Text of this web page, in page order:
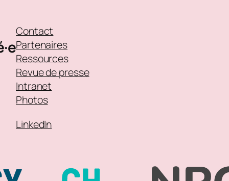
Contact
Partenaires
Ressources
Revue de presse
Intranet
Photos
LinkedIn